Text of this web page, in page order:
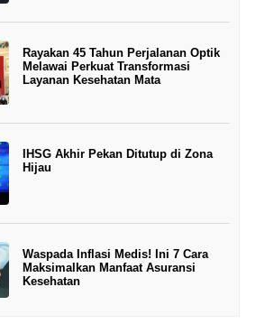
Rayakan 45 Tahun Perjalanan Optik
Melawai Perkuat Transformasi
Layanan Kesehatan Mata
IHSG Akhir Pekan Ditutup di Zona
Hijau
Waspada Inflasi Medis! Ini 7 Cara
Maksimalkan Manfaat Asuransi
Kesehatan